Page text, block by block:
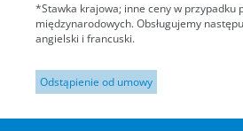
*Stawka krajowa; inne ceny w przypadku
międzynarodowych. Obsługujemy
angielski i francuski.
Odstąpienie od umowy